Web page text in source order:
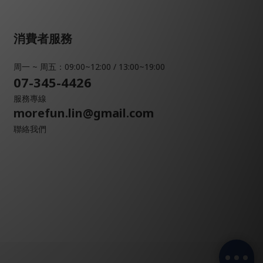
消費者服務
周一 ~ 周五：09:00~12:00 / 13:00~19:00
07-345-4426
服務專線
morefun.lin@gmail.com
聯絡我們